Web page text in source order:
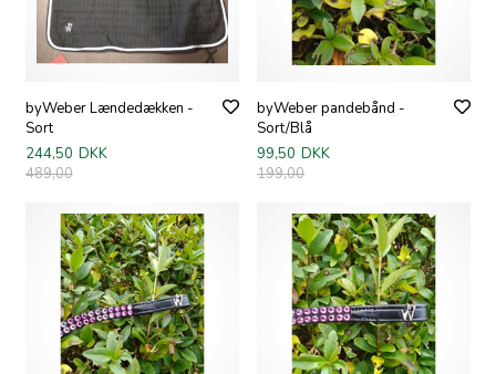
byWeber Lændedækken -
Sort
244,50 DKK
489,00
byWeber pandebånd -
Sort/Blå
99,50 DKK
199,00